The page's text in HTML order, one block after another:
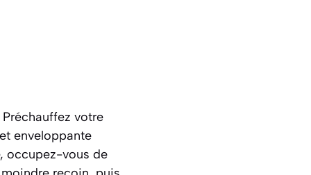
votre
enveloppante
occupez-vous de